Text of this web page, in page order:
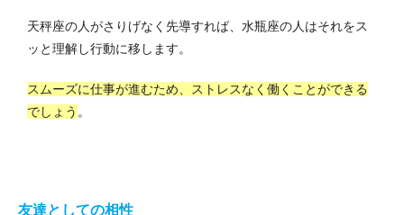
天秤座の人がさりげなく先導すれば、水瓶座の人はそれをス
ッと理解し行動に移します。
スムーズに仕事が進むため、ストレスなく働くことができる
でしょう 。
友達としての相性